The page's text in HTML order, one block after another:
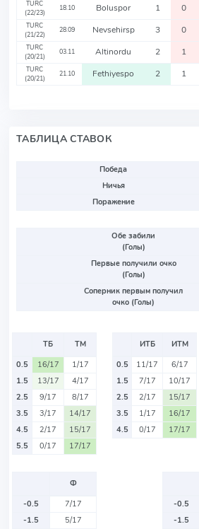
TURC
(22/23)
18.10 Boluspor 1 0
TURC
(21/22)
28.09 Nevsehirsp 3 0
TURC
(20/21)
03.11 Altinordu 2 1
TURC
(20/21)
21.10 Fethiyespo 2 1
ТАБЛИЦА СТАВОК
Победа
Ничья
Поражение
Обе забили
(Голы)
Первые получили очко
(Голы)
Соперник первым получил
очко (Голы)
ТБ
ТМ
0.5
16/17
1/17
1.5
13/17
4/17
2.5
9/17
8/17
3.5
3/17
14/17
4.5
2/17
15/17
5.5
0/17 17/17
ИТБ
ИТМ
0.5
11/17
6/17
1.5
7/17
10/17
2.5
2/17
15/17
3.5
1/17
16/17
4.5
0/17 17/17
Ф
-0.5
7/17
-1.5
5/17
-0.5
-1.5